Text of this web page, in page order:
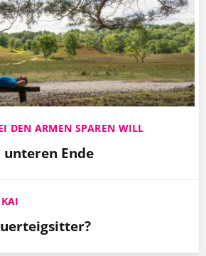
DEN ARMEN SPAREN WILL
unteren Ende